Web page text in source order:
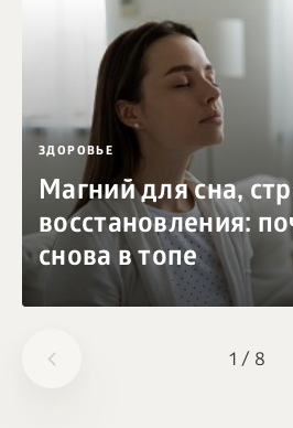
1 / 8
ЗДОРОВЬЕ
Магний для сна,
восстановления:
снова в топе